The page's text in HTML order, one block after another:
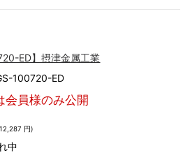
ED】摂津金属工業
100720-ED
会員様のみ公開
円)
中